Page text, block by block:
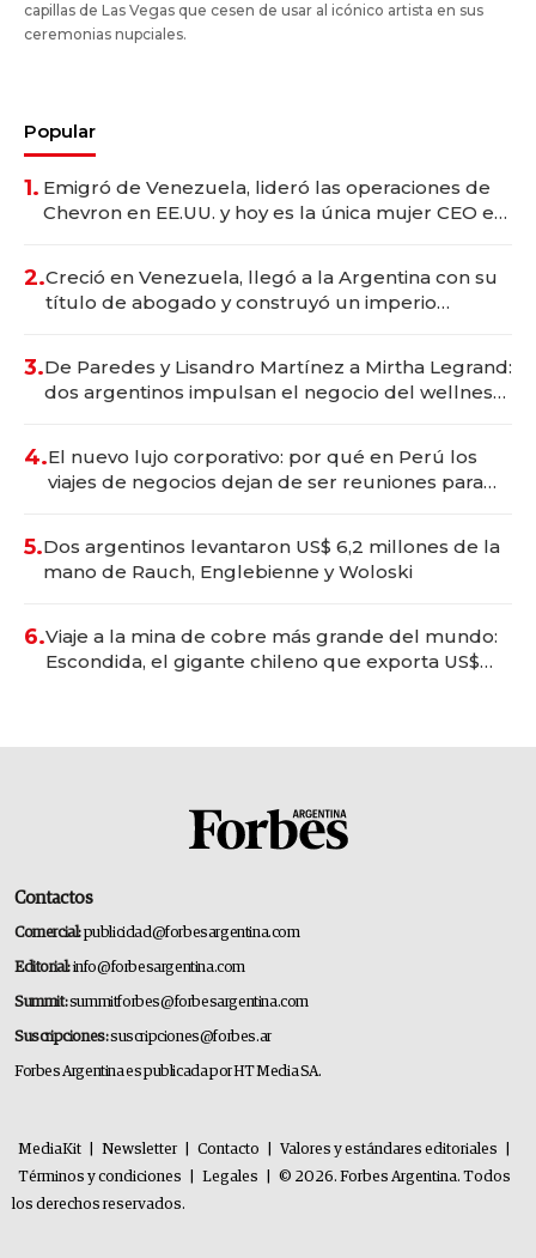
capillas de Las Vegas que cesen de usar al icónico artista en sus
ceremonias nupciales.
Popular
1. Emigró de Venezuela, lideró las operaciones de
Chevron en EE.UU. y hoy es la única mujer CEO en
2.Creció en Venezuela, llegó a la Argentina con su
título de abogado y construyó un imperio
3.De Paredes y Lisandro Martínez a Mirtha Legrand:
dos argentinos impulsan el negocio del wellness
4.El nuevo lujo corporativo: por qué en Perú los
viajes de negocios dejan de ser reuniones para
5.Dos argentinos levantaron US$ 6,2 millones de la
mano de Rauch, Englebienne y Woloski
6.Viaje a la mina de cobre más grande del mundo:
Escondida, el gigante chileno que exporta US$
Contactos
Comercial:publicidad@forbesargentina.com
Editorial:info@forbesargentina.com
Summit:summitforbes@forbesargentina.com
Suscripciones:suscripciones@forbes.ar
Forbes Argentina es publicada por HT Media SA.
MediaKit Newsletter Contacto Valores y estándares editoriales
Términos y condiciones
Legales
© 2026. Forbes Argentina. Todos
los derechos reservados.